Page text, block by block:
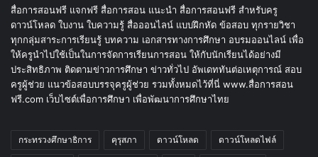
สื่อการสอนฟรี แจกฟรี สื่อการสอน แนะนำ สื่อการสอนฟรี สำหรับครู
ดาวน์โหลด ใบงาน ใบความรู้ สื่อออนไลน์ แบบฝึกหัด ข้อสอบ ทุกรายวิชา
ทุกกลุ่มสาระการเรียนรู้ บทความ เอกสารทางการศึกษา อบรมออนไลน์ เพื่อ
ให้ครูนำไปใช้เป็นในการจัดการเรียนการสอน ให้กับนักเรียนได้อย่างมี
ประสิทธิภาพ ติดตามข่าวการศึกษา ข่าวทั่วไป อัพเดททันต่อเหตุการณ์ สอบ
ครูผู้ช่วย แนวข้อสอบบรรจุครูผู้ช่วย รวมทั้งหมดไว้ที่นี่ www.สื่อการสอน
ฟรี.com เว็บไซต์เพื่อการศึกษา เพื่อพัฒนาการศึกษาไทย
กระทรวงศึกษาธิการ คุรุสภา ดาวน์โหลด ดาวน์โหลดไฟล์